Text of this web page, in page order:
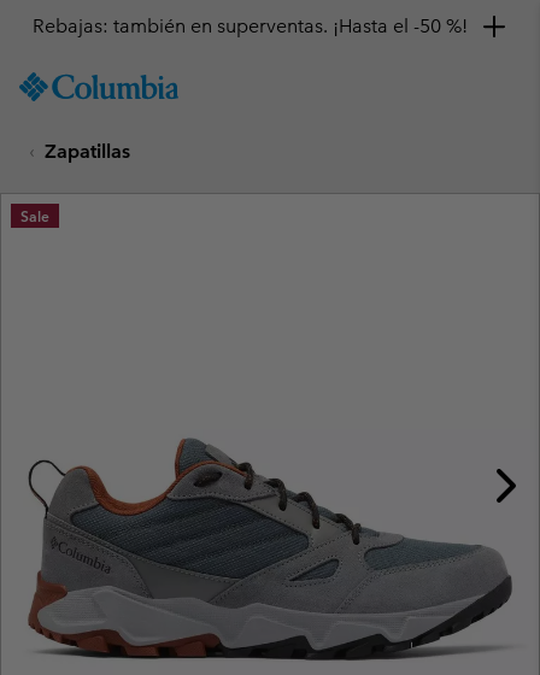
TO
SKIP
MAIN
NAV
Rebajas: también en superventas. ¡Hasta el -50 %!
Zapatillas
Sale